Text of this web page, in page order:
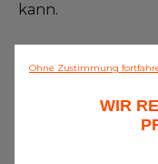
kann.
Car Service zu
Verhältnis
Ohne Zustimmung
WIR